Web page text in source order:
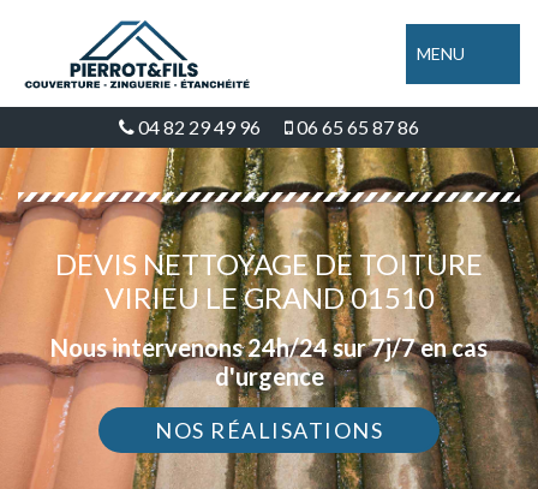
MENU
04 82 29 49 96 06 65 65 87 86
DEVIS NETTOYAGE DE TOITURE
VIRIEU LE GRAND 01510
Nous intervenons 24h/24 sur 7j/7 en cas
d'urgence
NOS RÉALISATIONS